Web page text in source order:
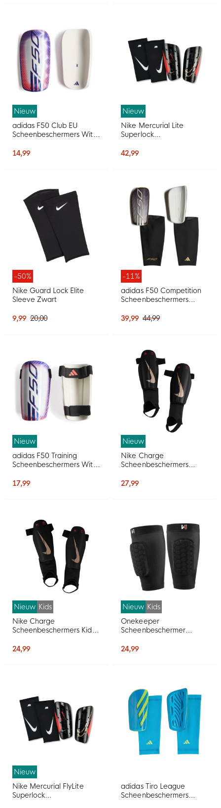
Nieuw
adidas F50 Club EU
Scheenbeschermers Wit
14,99
Nieuw
Nike Mercurial Lite
Superlock
Zwart Felrood Goud
42,99
-50%
Nike Guard Lock Elite
Sleeve Zwart
9,99 20,00
-11%
adidas F50 Competition
Scheenbeschermers
39,99 44,99
Nieuw
adidas F50 Training
Scheenbeschermers Wit
17,99
Nieuw
Nike Charge
Scheenbeschermers
27,99
Nieuw Kids
Nike Charge
Scheenbeschermers Kids
24,99
Nieuw Kids
Onekeeper
Scheenbeschermer
24,99
Nieuw
Nike Mercurial FlyLite
Superlock
adidas Tiro League
Scheenbeschermers